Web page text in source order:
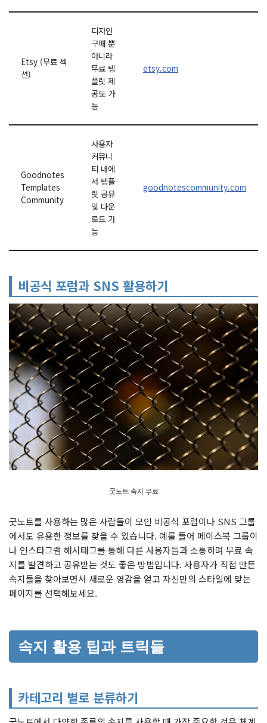
Etsy (무료 섹
션)
디자인
구매 뿐
아니라
무료 템
플릿 제
공도 가
능
etsy.com
Goodnotes
Templates
Community
사용자
커뮤니
티 내에
서 템플
릿 공유
및 다운
로드 가
능
goodnotescommunity.com
비공식 포럼과 SNS 활용하기
굿노트 속지 무료
굿노트를 사용하는 많은 사람들이 모인 비공식 포럼이나 SNS 그룹
에서도 유용한 정보를 찾을 수 있습니다. 예를 들어 페이스북 그룹이
나 인스타그램 해시태그를 통해 다른 사용자들과 소통하며 무료 속
지를 발견하고 공유받는 것도 좋은 방법입니다. 사용자가 직접 만든
속지들을 찾아보면서 새로운 영감을 얻고 자신만의 스타일에 맞는
페이지를 선택해보세요.
속지 활용 팁과 트릭들
카테고리 별로 분류하기